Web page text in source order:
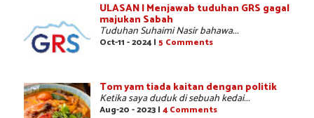
ULASAN | Menjawab tuduhan GRS gagal
majukan Sabah
Tuduhan Suhaimi Nasir bahawa...
Oct-11 - 2024 | 5 Comments
Tom yam tiada kaitan dengan politik
Ketika saya duduk di sebuah kedai...
Aug-20 - 2023 | 4 Comments